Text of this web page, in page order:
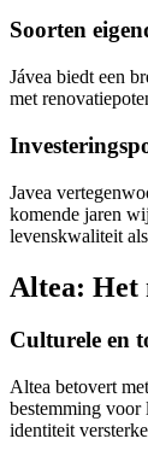
Soorten
Jávea biedt een
met
Javea
komende jaren
levenskwaliteit
Altea: Het
Culturele en
Altea betovert
bestemming
identiteit